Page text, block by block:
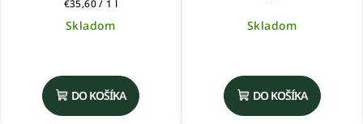
Jednotková
cena:
€35,60 / 1 l
Skladom
produktu
je
5,0
DO KOŠÍKA
Skladom
DO KOŠÍKA